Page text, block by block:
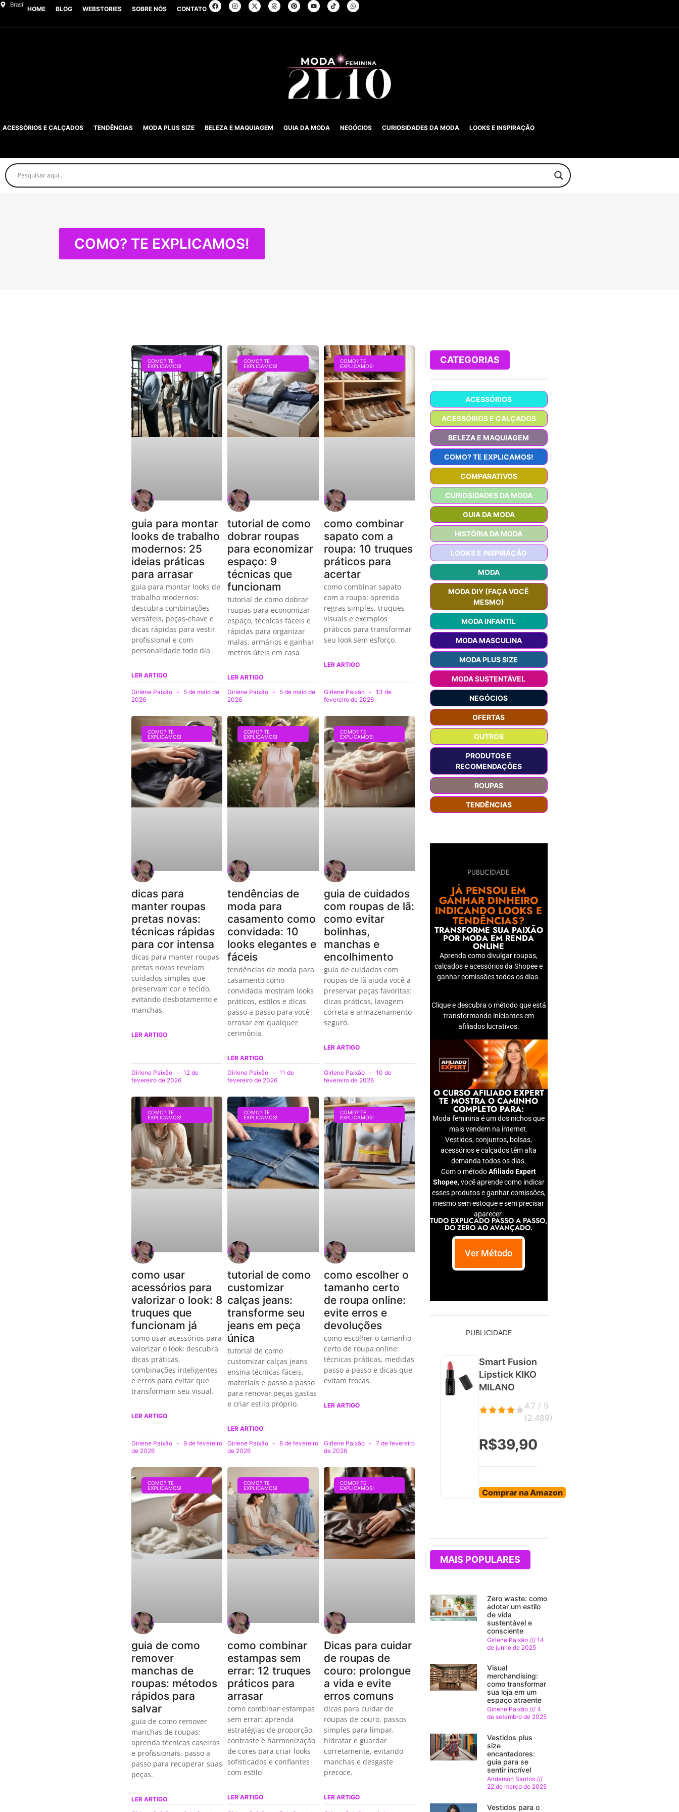
Brasil HOME BLOG WEBSTORIES SOBRE NÓS CONTATO
ACESSÓRIOS E CALÇADOS TENDÊNCIAS MODA PLUS SIZE BELEZA E MAQUIAGEM GUIA DA MODA NEGÓCIOS CURIOSIDADES DA MODA LOOKS E INSPIRAÇÃO
COMO? TE EXPLICAMOS!
COMO? TE
EXPLICAMOS!
guia para montar
looks de trabalho
modernos: 25
ideias práticas
para arrasar
guia para montar looks de
trabalho modernos:
descubra combinações
versáteis, peças-chave e
dicas rápidas para vestir
profissional e com
personalidade todo dia
LER ARTIGO
Girlene Paixão
5 de maio de
2026
COMO? TE
EXPLICAMOS!
tutorial de como
dobrar roupas
para economizar
espaço: 9
técnicas que
funcionam
tutorial de como dobrar
roupas para economizar
espaço, técnicas fáceis e
rápidas para organizar
malas, armários e ganhar
metros úteis em casa
LER ARTIGO
Girlene Paixão
5 de maio de
2026
COMO? TE
EXPLICAMOS!
como combinar
sapato com a
roupa: 10 truques
práticos para
acertar
como combinar sapato
com a roupa: aprenda
regras simples, truques
visuais e exemplos
práticos para transformar
seu look sem esforço.
LER ARTIGO
Girlene Paixão
13 de
fevereiro de 2026
COMO? TE
EXPLICAMOS!
dicas para
manter roupas
pretas novas:
técnicas rápidas
para cor intensa
dicas para manter roupas
pretas novas revelam
cuidados simples que
preservam cor e tecido,
evitando desbotamento e
manchas.
LER ARTIGO
Girlene Paixão
12 de
fevereiro de 2026
COMO? TE
EXPLICAMOS!
tendências de
moda para
casamento como
convidada: 10
looks elegantes e
fáceis
tendências de moda para
casamento como
convidada mostram looks
práticos, estilos e dicas
passo a passo para você
arrasar em qualquer
cerimônia.
LER ARTIGO
Girlene Paixão
11 de
fevereiro de 2026
COMO? TE
EXPLICAMOS!
guia de cuidados
com roupas de lã:
como evitar
bolinhas,
manchas e
encolhimento
guia de cuidados com
roupas de lã ajuda você a
preservar peças favoritas:
dicas práticas, lavagem
correta e armazenamento
seguro.
LER ARTIGO
Girlene Paixão
10 de
fevereiro de 2026
COMO? TE
EXPLICAMOS!
como usar
acessórios para
valorizar o look: 8
truques que
funcionam já
como usar acessórios para
valorizar o look: descubra
dicas práticas,
combinações inteligentes
e erros para evitar que
transformam seu visual.
LER ARTIGO
Girlene Paixão
9 de fevereiro
de 2026
COMO? TE
EXPLICAMOS!
tutorial de como
customizar
calças jeans:
transforme seu
jeans em peça
única
tutorial de como
customizar calças jeans
ensina técnicas fáceis,
materiais e passo a passo
para renovar peças gastas
e criar estilo próprio.
LER ARTIGO
Girlene Paixão
8 de fevereiro
de 2026
COMO? TE
EXPLICAMOS!
como escolher o
tamanho certo
de roupa online:
evite erros e
devoluções
como escolher o tamanho
certo de roupa online:
técnicas práticas, medidas
passo a passo e dicas que
evitam trocas.
LER ARTIGO
Girlene Paixão
7 de fevereiro
de 2026
COMO? TE
EXPLICAMOS!
guia de como
remover
manchas de
roupas: métodos
rápidos para
salvar
guia de como remover
manchas de roupas:
aprenda técnicas caseiras
e profissionais, passo a
passo para recuperar suas
peças.
LER ARTIGO
COMO? TE
EXPLICAMOS!
como combinar
estampas sem
errar: 12 truques
práticos para
arrasar
como combinar estampas
sem errar: aprenda
estratégias de proporção,
contraste e harmonização
de cores para criar looks
sofisticados e confiantes
com estilo
LER ARTIGO
COMO? TE
EXPLICAMOS!
Dicas para cuidar
de roupas de
couro: prolongue
a vida e evite
erros comuns
dicas para cuidar de
roupas de couro, passos
simples para limpar,
hidratar e guardar
corretamente, evitando
manchas e desgaste
precoce.
LER ARTIGO
CATEGORIAS
ACESSÓRIOS
ACESSÓRIOS E CALÇADOS
BELEZA E MAQUIAGEM
COMO? TE EXPLICAMOS!
COMPARATIVOS
CURIOSIDADES DA MODA
GUIA DA MODA
HISTÓRIA DA MODA
LOOKS E INSPIRAÇÃO
MODA
MODA DIY (FAÇA VOCÊ
MESMO)
MODA INFANTIL
MODA MASCULINA
MODA PLUS SIZE
MODA SUSTENTÁVEL
NEGÓCIOS
OFERTAS
OUTROS
PRODUTOS E
RECOMENDAÇÕES
ROUPAS
TENDÊNCIAS
PUBLICIDADE
JÁ PENSOU EM
GANHAR DINHEIRO
INDICANDO LOOKS E
TENDÊNCIAS?
TRANSFORME SUA PAIXÃO
POR MODA EM RENDA
ONLINE
Aprenda como divulgar roupas,
calçados e acessórios da Shopee e
ganhar comissões todos os dias.
Clique e descubra o método que está
transformando iniciantes em
afiliados lucrativos.
O CURSO AFILIADO EXPERT
TE MOSTRA O CAMINHO
COMPLETO PARA:
Moda feminina é um dos nichos que
mais vendem na internet.
Vestidos, conjuntos, bolsas,
acessórios e calçados têm alta
demanda todos os dias.
Com o métodoAfiliado Expert
Shopee, você aprende como indicar
esses produtos e ganhar comissões,
mesmo sem estoque e sem precisar
aparecer.
TUDO EXPLICADO PASSO A PASSO,
DO ZERO AO AVANÇADO.
Ver Método
PUBLICIDADE
Smart Fusion
Lipstick KIKO
MILANO
4.7 / 5
(2.489)
R$39,90
Comprar na Amazon
MAIS POPULARES
Zero waste: como
adotar um estilo
de vida
sustentável e
consciente
Girlene Paixão
14
de junho de 2025
Visual
merchandising:
como transformar
sua loja em um
espaço atraente
Girlene Paixão
4
de setembro de 2025
Vestidos plus
size
encantadores:
guia para se
sentir incrível
Anderson Santos
22 de março de 2025
Vestidos para o